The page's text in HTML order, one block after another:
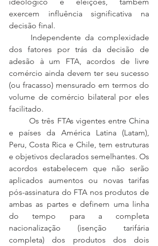
exercem influência significativa na
decisão final.
dos fatores por trás da decisão de
adesão à um FTA, acordos de livre
comércio ainda devem ter seu sucesso
(ou fracasso) mensurado em termos do
volume de comércio bilateral por eles
facilitado.
	Os três FTAs vigentes entre China
e países da América Latina (Latam),
Peru, Costa Rica e Chile, tem estruturas
e objetivos declarados semelhantes. Os
acordos estabelecem que não serão
aplicados aumentos ou novas tarifas
pós-assinatura do FTA nos produtos de
ambas as partes e definem uma linha
do tempo para a completa
nacionalização (isenção tarifária
completa) dos produtos dos dois